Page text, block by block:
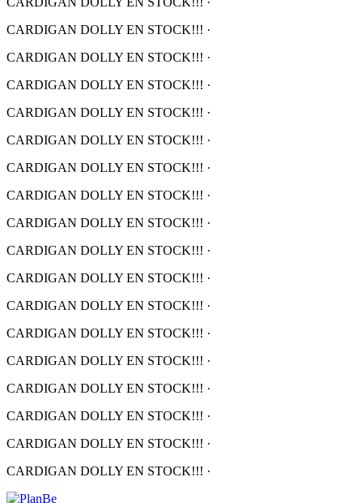
CARDIGAN DOLLY EN STOCK!!! ·
CARDIGAN DOLLY EN STOCK!!! ·
CARDIGAN DOLLY EN STOCK!!! ·
CARDIGAN DOLLY EN STOCK!!! ·
CARDIGAN DOLLY EN STOCK!!! ·
CARDIGAN DOLLY EN STOCK!!! ·
CARDIGAN DOLLY EN STOCK!!! ·
CARDIGAN DOLLY EN STOCK!!! ·
CARDIGAN DOLLY EN STOCK!!! ·
CARDIGAN DOLLY EN STOCK!!! ·
CARDIGAN DOLLY EN STOCK!!! ·
CARDIGAN DOLLY EN STOCK!!! ·
CARDIGAN DOLLY EN STOCK!!! ·
CARDIGAN DOLLY EN STOCK!!! ·
CARDIGAN DOLLY EN STOCK!!! ·
CARDIGAN DOLLY EN STOCK!!! ·
CARDIGAN DOLLY EN STOCK!!! ·